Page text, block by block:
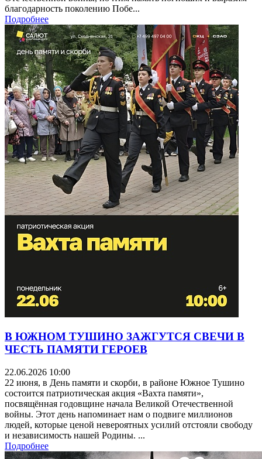
благодарность поколению Побе...
Подробнее
В ЮЖНОМ ТУШИНО ЗАЖГУТСЯ СВЕЧИ В
ЧЕСТЬ ПАМЯТИ ГЕРОЕВ
22.06.2026 10:00
22 июня, в День памяти и скорби, в районе Южное Тушино
состоится патриотическая акция «Вахта памяти»,
посвящённая годовщине начала Великой Отечественной
войны. Этот день напоминает нам о подвиге миллионов
людей, которые ценой невероятных усилий отстояли свободу
и независимость нашей Родины. ...
Подробнее